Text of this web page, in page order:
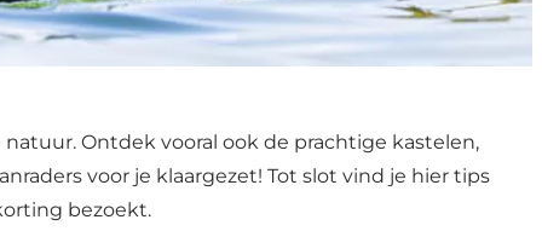
Ontdek vooral ook de prachtige kastelen,
voor je klaargezet! Tot slot vind je hier tips
bezoekt.